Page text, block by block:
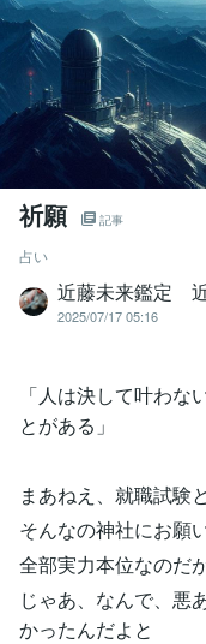
祈願 記事
占い
近藤未来鑑定
2025/07/17 05:16
「人は決して叶わな
とがある」
まあねえ、就職試験
そんなの神社にお願
全部実力本位なのだ
じゃあ、なんで、悪
かったんだよと